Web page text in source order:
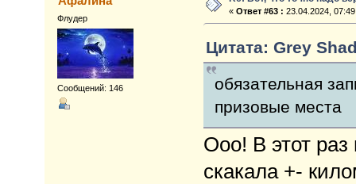
Флудер
Сообщений: 146
«Ответ #63 : 23.04.2024,
Цитата: Grey
обязательная
призовые места
Ооо! В этот раз
скакала +-